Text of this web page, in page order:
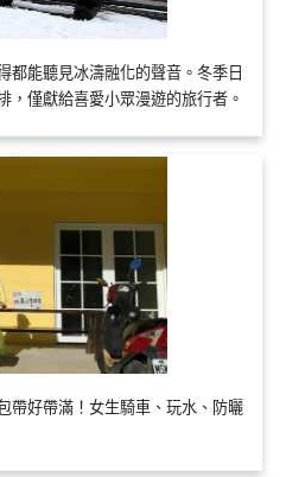
都能聽見冰濤融化的聲音。冬季日
，僅獻給喜愛小眾漫遊的旅行者。
帶好帶滿！女生騎車、玩水、防曬